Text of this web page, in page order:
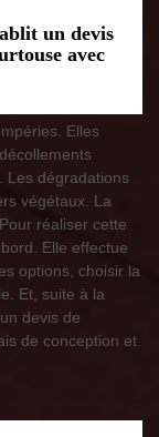
un devis
avec
Elles
Les dégradations
végétaux. La
réaliser cette
Elle effectue
options, choisir la
Et, suite à la
devis de
de conception et